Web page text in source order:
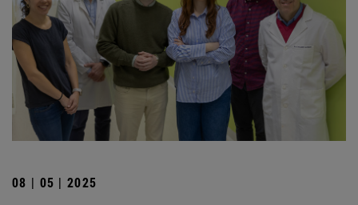
08 | 05 | 2025